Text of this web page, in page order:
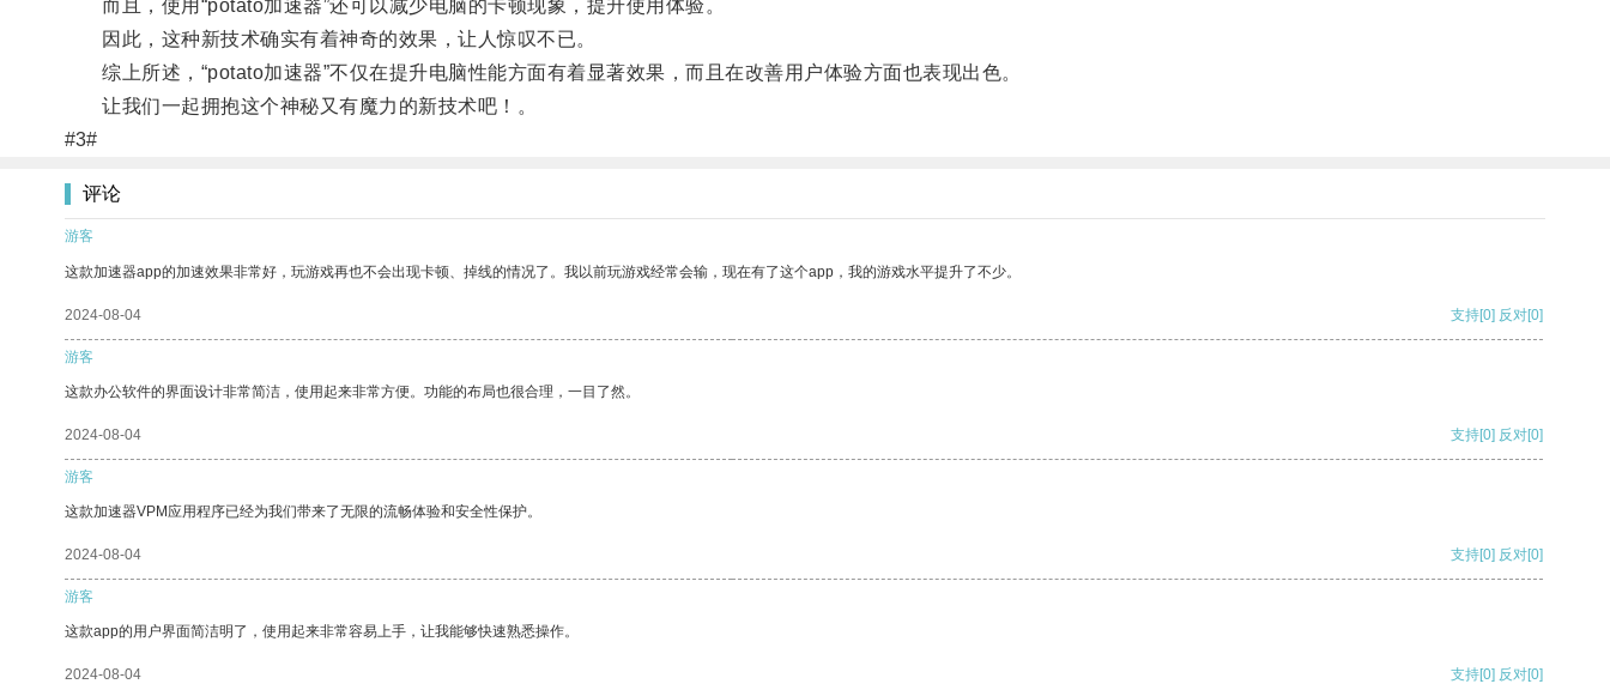
而且，使用“potato加速器”还可以减少电脑的卡顿现象，提升使用体验。
因此，这种新技术确实有着神奇的效果，让人惊叹不已。
综上所述，“potato加速器”不仅在提升电脑性能方面有着显著效果，而且在改善用户体验方面也表现出色。
让我们一起拥抱这个神秘又有魔力的新技术吧！。
#3#
评论
游客
这款加速器app的加速效果非常好，玩游戏再也不会出现卡顿、掉线的情况了。我以前玩游戏经常会输，现在有了这个app，我的游戏水平提升了不少。
2024-08-04 支持[0] 反对[0]
游客
这款办公软件的界面设计非常简洁，使用起来非常方便。功能的布局也很合理，一目了然。
2024-08-04 支持[0] 反对[0]
游客
这款加速器VPM应用程序已经为我们带来了无限的流畅体验和安全性保护。
2024-08-04 支持[0] 反对[0]
游客
这款app的用户界面简洁明了，使用起来非常容易上手，让我能够快速熟悉操作。
2024-08-04 支持[0] 反对[0]